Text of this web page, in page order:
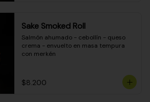
Sake Smoked Roll
Salmón ahumado - cebollín - queso
crema - envuelto en masa tempura
con merkén
$8.200